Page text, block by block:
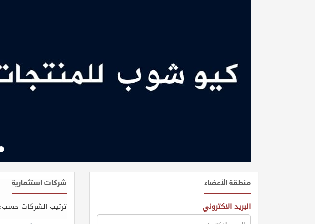
شركات استثمارية
ترتيب الشركات حسب:
منطقة الأعضاء
البريد الاكتروني